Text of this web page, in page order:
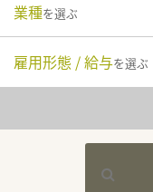
業種を選ぶ
雇用形態 / 給与を選ぶ